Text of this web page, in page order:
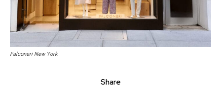
Falconeri New York
Share